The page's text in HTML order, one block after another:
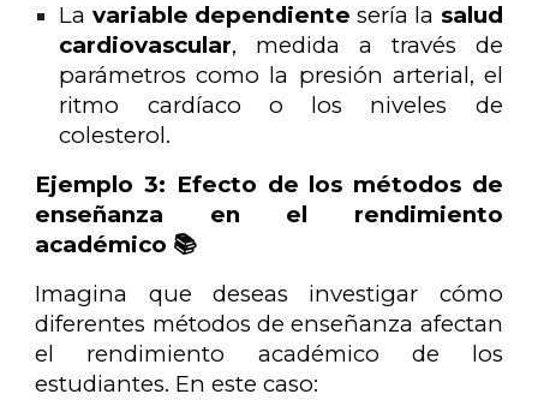
La variable dependiente sería la salud
cardiovascular, medida a través de
parámetros como la presión arterial, el
ritmo cardíaco o los niveles de
colesterol.
Ejemplo 3: Efecto de los métodos de
enseñanza en el rendimiento
académico 📚
Imagina que deseas investigar cómo
diferentes métodos de enseñanza afectan
el rendimiento académico de los
estudiantes. En este caso: